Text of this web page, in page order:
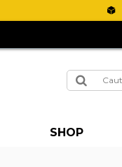
SHOP